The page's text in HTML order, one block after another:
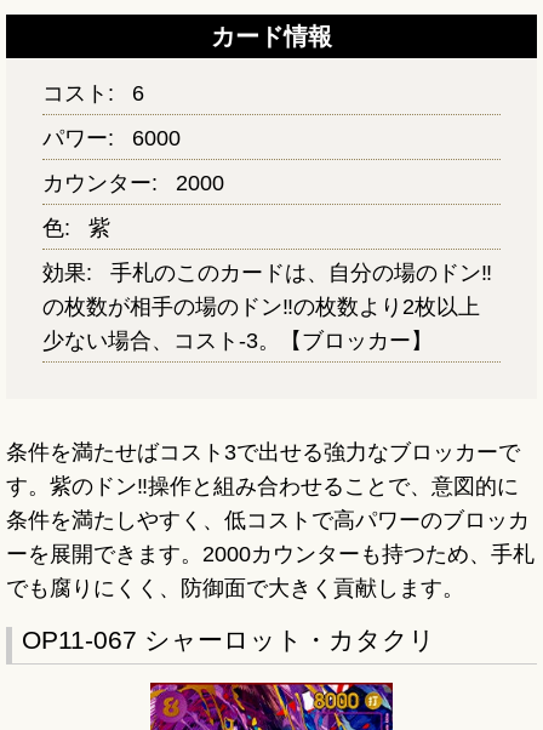
カード情報
コスト:
6
パワー:
6000
カウンター:
2000
色:
紫
効果:
手札のこのカードは、自分の場のドン‼
の枚数が相手の場のドン‼の枚数より2枚以上
少ない場合、コスト-3。【ブロッカー】
条件を満たせばコスト3で出せる強力なブロッカーで
す。紫のドン‼操作と組み合わせることで、意図的に
条件を満たしやすく、低コストで高パワーのブロッカ
ーを展開できます。2000カウンターも持つため、手札
でも腐りにくく、防御面で大きく貢献します。
OP11-067 シャーロット・カタクリ